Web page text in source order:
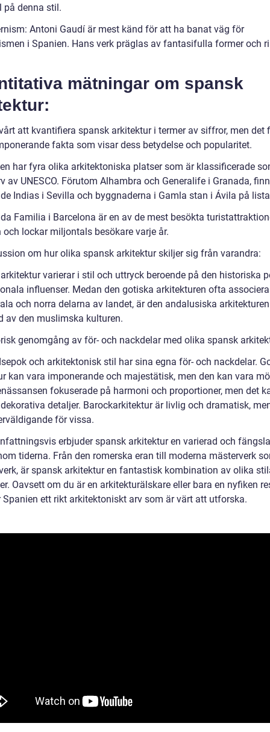
på denna stil.
Antoni Gaudí är mest känd för att ha banat väg för
i Spanien. Hans verk präglas av fantasifulla former och
mätningar om spansk
att kvantifiera spansk arkitektur i termer av siffror, men det
fakta som visar dess betydelse och popularitet.
har fyra olika arkitektoniska platser som är klassificerade
av UNESCO. Förutom Alhambra och Generalife i Granada,
Indias i Sevilla och byggnaderna i Gamla stan i Ávila på
Familia i Barcelona är en av de mest besökta
och lockar miljontals besökare varje år.
om hur olika spansk arkitektur skiljer sig från varandra:
varierar i stil och uttryck beroende på den historiska
influenser. Medan den gotiska arkitekturen ofta
och norra delarna av landet, är den andalusiska
av den muslimska kulturen.
genomgång av för- och nackdelar med olika spansk
och arkitektonisk stil har sina egna för- och nackdelar.
kan vara imponerande och majestätisk, men den kan vara
fokuserade på harmoni och proportioner, men det
detaljer. Barockarkitektur är livlig och dramatisk,
för vissa.
erbjuder spansk arkitektur en varierad och
tiderna. Från den romerska eran till moderna mästerverk
är spansk arkitektur en fantastisk kombination av olika
Oavsett om du är en arkitekturälskare eller bara en nyfiken
Spanien ett rikt arkitektoniskt arv som är värt att utforska.